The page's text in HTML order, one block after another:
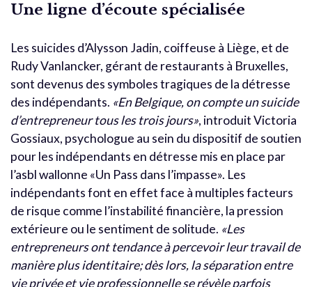
Une ligne d’écoute spécialisée
Les suicides d’Alysson Jadin, coiffeuse à Liège, et de
Rudy Vanlancker, gérant de restaurants à Bruxelles,
sont devenus des symboles tragiques de la détresse
des indépendants. «En Belgique, on compte un suicide
d’entrepreneur tous les trois jours», introduit Victoria
Gossiaux, psychologue au sein du dispositif de soutien
pour les indépendants en détresse mis en place par
l’asbl wallonne «Un Pass dans l’impasse». Les
indépendants font en effet face à multiples facteurs
de risque comme l’instabilité financière, la pression
extérieure ou le sentiment de solitude. «Les
entrepreneurs ont tendance à percevoir leur travail de
manière plus identitaire; dès lors, la séparation entre
vie privée et vie professionnelle se révèle parfois